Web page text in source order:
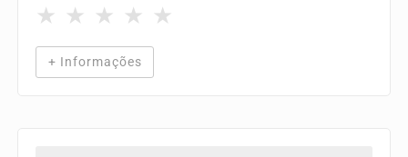
★ ★ ★ ★ ★
+ Informações